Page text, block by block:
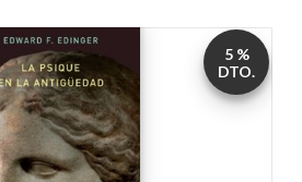
5 %
DTO.